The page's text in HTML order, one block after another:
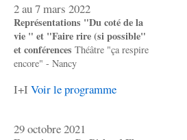
2 au 7 mars 2022
Représentations "Du coté de la
vie " et "Faire rire (si possible"
et conférences Théâtre "ça respire
encore" - Nancy
I+I Voir le programme
29 octobre 2021